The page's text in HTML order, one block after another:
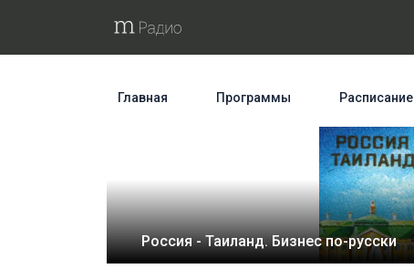
Главная Программы Расписание
Россия - Таиланд. Бизнес по-русски